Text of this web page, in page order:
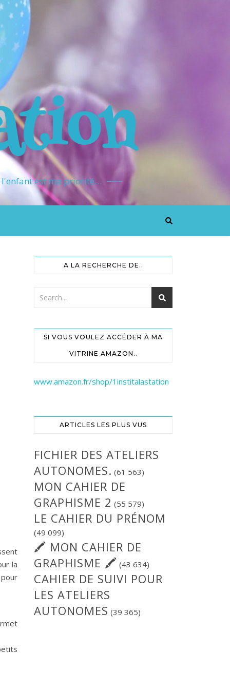
l'enfant est ma priorité…
la
A LA RECHERCHE DE..
SI VOUS VOULEZ ACCÉDER À MA
VITRINE AMAZON..
www.amazon.fr/shop/1institalastation
ARTICLES LES PLUS VUS
FICHIER DES ATELIERS
AUTONOMES. (61 563)
MON CAHIER DE
GRAPHISME 2 (55 579)
LE CAHIER DU PRÉNOM
(49 099)
🖍 MON CAHIER DE
GRAPHISME 🖍 (43 634)
CAHIER DE SUIVI POUR
LES ATELIERS
AUTONOMES (39 365)